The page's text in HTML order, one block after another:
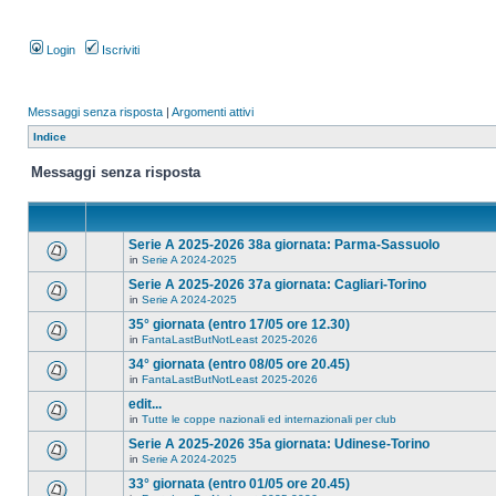
Login Iscriviti
Messaggi senza risposta | Argomenti attivi
Indice
Messaggi senza risposta
Serie A 2025-2026 38a giornata: Parma-Sassuolo
in Serie A 2024-2025
Serie A 2025-2026 37a giornata: Cagliari-Torino
in Serie A 2024-2025
35° giornata (entro 17/05 ore 12.30)
in FantaLastButNotLeast 2025-2026
34° giornata (entro 08/05 ore 20.45)
in FantaLastButNotLeast 2025-2026
edit...
in Tutte le coppe nazionali ed internazionali per club
Serie A 2025-2026 35a giornata: Udinese-Torino
in Serie A 2024-2025
33° giornata (entro 01/05 ore 20.45)